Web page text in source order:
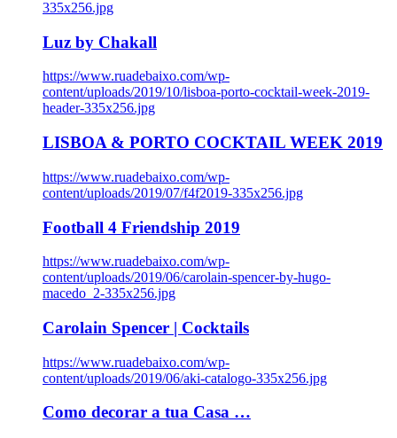
335x256.jpg
Luz by Chakall
https://www.ruadebaixo.com/wp-
content/uploads/2019/10/lisboa-porto-cocktail-week-2019-
header-335x256.jpg
LISBOA & PORTO COCKTAIL WEEK 2019
https://www.ruadebaixo.com/wp-
content/uploads/2019/07/f4f2019-335x256.jpg
Football 4 Friendship 2019
https://www.ruadebaixo.com/wp-
content/uploads/2019/06/carolain-spencer-by-hugo-
macedo_2-335x256.jpg
Carolain Spencer | Cocktails
https://www.ruadebaixo.com/wp-
content/uploads/2019/06/aki-catalogo-335x256.jpg
Como decorar a tua Casa …